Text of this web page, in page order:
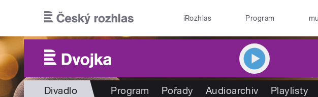
iRozhlas Program
Divadlo Program Pořady Audioarchiv Playlisty